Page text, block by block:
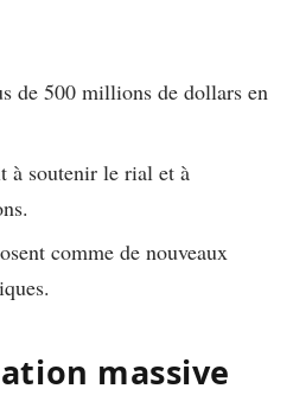
de 500 millions de dollars en
à soutenir le rial et à
comme de nouveaux
massive